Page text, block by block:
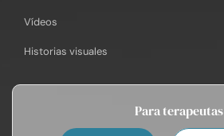
Vídeos
Historias visuales
Para terapeutas